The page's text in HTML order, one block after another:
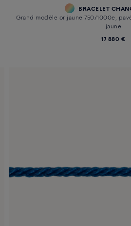
BRACELET
Grand modèle or jaune 750/1000e,
jaune
17 880 €